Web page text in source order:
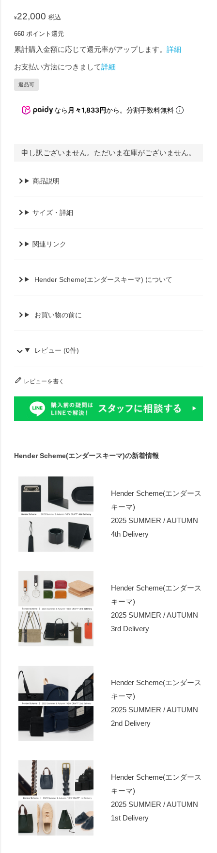
¥22,000 税込
660 ポイント還元
累計購入金額に応じて還元率がアップします。詳細
お支払い方法につきまして詳細
返品可
なら 月々1,833円から。分割手数料無料
申し訳ございません。ただいま在庫がございません。
商品説明
サイズ・詳細
関連リンク
Hender Scheme(エンダースキーマ) について
お買い物の前に
レビュー (0件)
レビューを書く
Hender Scheme(エンダースキーマ)の新着情報
Hender Scheme(エンダース
キーマ)
2025 SUMMER / AUTUMN
4th Delivery
Hender Scheme(エンダース
キーマ)
2025 SUMMER / AUTUMN
3rd Delivery
Hender Scheme(エンダース
キーマ)
2025 SUMMER / AUTUMN
2nd Delivery
Hender Scheme(エンダース
キーマ)
2025 SUMMER / AUTUMN
1st Delivery